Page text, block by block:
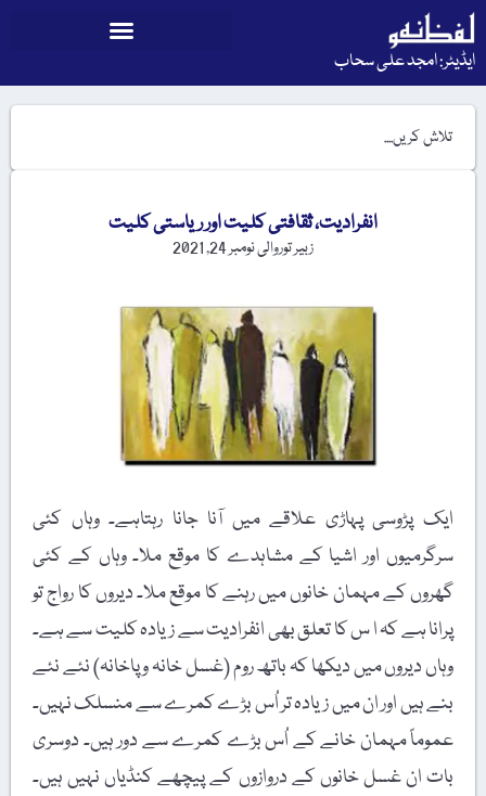
ایڈیٹر: امجد علی سحاب
انفرادیت، ثقافتی کلیت اور ریاستی کلیت
زبیر توروالینومبر 24, 2021
ایک پڑوسی پہاڑی علاقے میں آنا جانا رہتاہے۔ وہاں کئی
سرگرمیوں اور اشیا کے مشاہدے کا موقع ملا۔ وہاں کے کئی
گھروں کے مہمان خانوں میں رہنے کا موقع ملا۔ دیروں کا رواج تو
پرانا ہے کہ ا س کا تعلق بھی انفرادیت سے زیادہ کلیت سے ہے۔
وہاں دیروں میں دیکھا کہ باتھ روم (غسل خانہ و پاخانہ) نئے نئے
بنے ہیں اور ان میں زیادہ تر اُس بڑے کمرے سے منسلک نہیں۔
عموماً مہمان خانے کے اُس بڑے کمرے سے دور ہیں۔ دوسری
بات ان غسل خانوں کے دروازوں کے پیچھے کنڈیاں نہیں ہیں۔